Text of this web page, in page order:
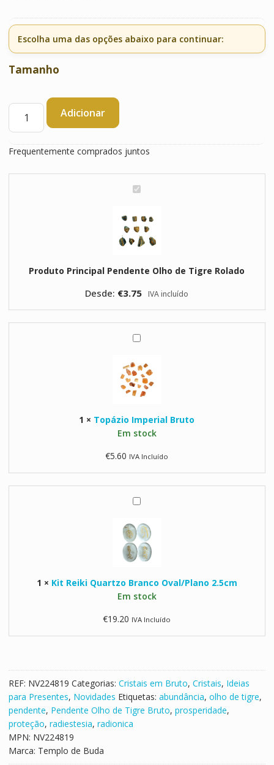
Escolha uma das opções abaixo para continuar:
Tamanho
Quantidade
Pendente
Olho
Tigre
Adicionar
Frequentemente comprados juntos
P
n
d
e
t
O
l
h
o
e
T
i
r
e
o
l
a
d
Produto Principal Pendente Olho de Tigre Rolado
Desde: €3.75 IVA incluído
T
p
á
z
o
I
p
e
r
i
l
B
r
t
o
1 × Topázio Imperial Bruto
Em stock
€5.60 IVA Incluído
K
t
R
e
k
i
u
a
o
B
r
1 × Kit Reiki Quartzo Branco Oval/Plano 2.5cm
Em stock
€19.20 IVA Incluído
REF: NV224819 Categorias: Cristais em Bruto, Cristais, Ideias
para Presentes, Novidades Etiquetas: abundância, olho de tigre,
pendente, Pendente Olho de Tigre Bruto, prosperidade,
proteção, radiestesia, radionica
MPN: NV224819
Marca: Templo de Buda